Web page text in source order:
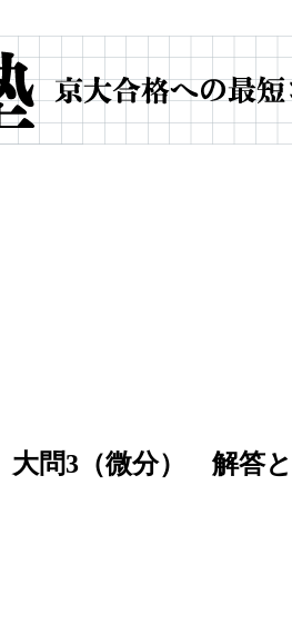
大問3（微分） 解答